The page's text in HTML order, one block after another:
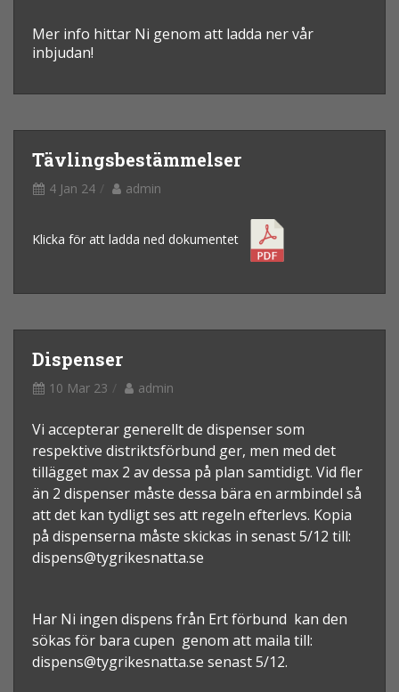
Mer info hittar Ni genom att ladda ner vår
inbjudan!
Tävlingsbestämmelser
4 Jan 24 admin
Klicka för att ladda ned dokumentet
Dispenser
10 Mar 23 admin
Vi accepterar generellt de dispenser som
respektive distriktsförbund ger, men med det
tillägget max 2 av dessa på plan samtidigt. Vid fler
än 2 dispenser måste dessa bära en armbindel så
att det kan tydligt ses att regeln efterlevs. Kopia
på dispenserna måste skickas in senast 5/12 till:
dispens@tygrikesnatta.se
Har Ni ingen dispens från Ert förbund kan den
sökas för bara cupen genom att maila till:
dispens@tygrikesnatta.se senast 5/12.